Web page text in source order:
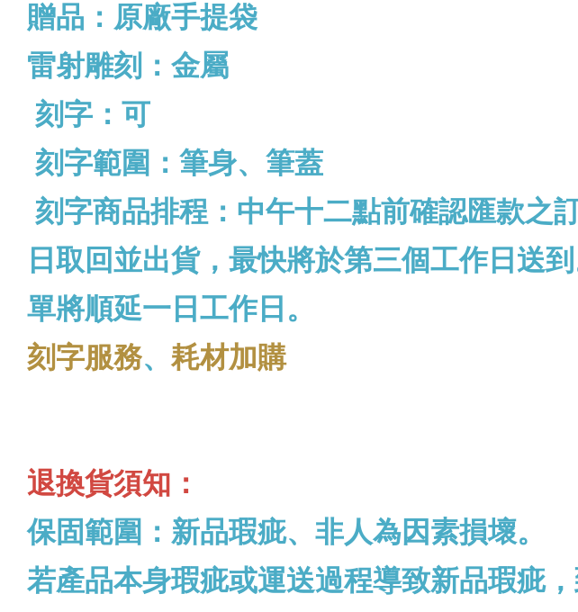
贈品：原廠手提袋
雷射雕刻：金屬
刻字：可
刻字範圍：筆身、筆蓋
刻字商品排程：中午十二點前確認匯款之
日取回並出貨，最快將於第三個工作日送
單將順延一日工作日。
刻字服務、 耗材加購
退換貨須知：
保固範圍：新品瑕疵、非人為因素損壞。
若產品本身瑕疵或運送過程導致新品瑕疵